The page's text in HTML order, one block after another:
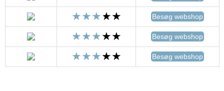
Besøg webshop
Besøg webshop
Besøg webshop